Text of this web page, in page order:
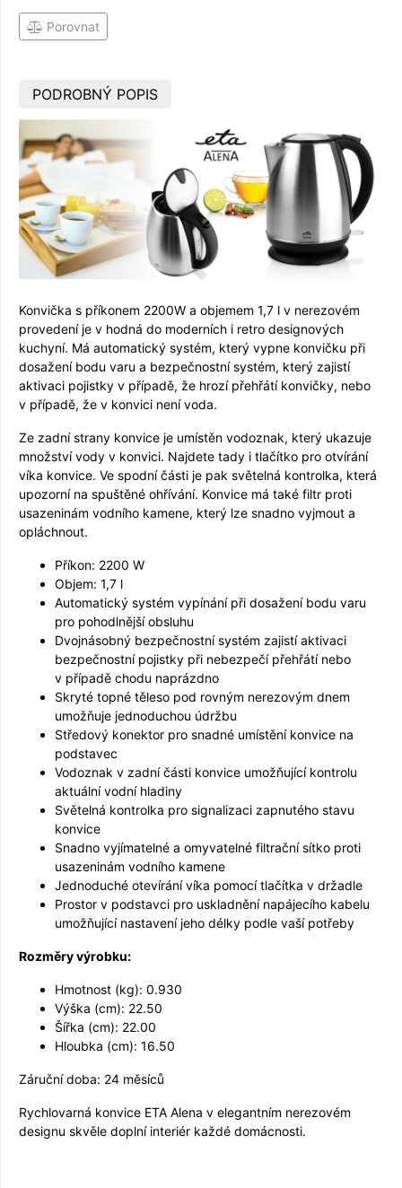
Porovnat
PODROBNÝ POPIS
Konvička s příkonem 2200W a objemem 1,7 l v nerezovém
provedení je v hodná do moderních i retro designových
kuchyní. Má automatický systém, který vypne konvičku při
dosažení bodu varu a bezpečnostní systém, který zajistí
aktivaci pojistky v případě, že hrozí přehřátí konvičky, nebo
v případě, že v konvici není voda.
Ze zadní strany konvice je umístěn vodoznak, který ukazuje
množství vody v konvici. Najdete tady i tlačítko pro otvírání
víka konvice. Ve spodní části je pak světelná kontrolka, která
upozorní na spuštěné ohřívání. Konvice má také filtr proti
usazeninám vodního kamene, který lze snadno vyjmout a
opláchnout.
Příkon: 2200 W
Objem: 1,7 l
Automatický systém vypínání při dosažení bodu varu
pro pohodlnější obsluhu
Dvojnásobný bezpečnostní systém zajistí aktivaci
bezpečnostní pojistky při nebezpečí přehřátí nebo
v případě chodu naprázdno
Skryté topné těleso pod rovným nerezovým dnem
umožňuje jednoduchou údržbu
Středový konektor pro snadné umístění konvice na
podstavec
Vodoznak v zadní části konvice umožňující kontrolu
aktuální vodní hladiny
Světelná kontrolka pro signalizaci zapnutého stavu
konvice
Snadno vyjímatelné a omyvatelné filtrační sítko proti
usazeninám vodního kamene
Jednoduché otevírání víka pomocí tlačítka v držadle
Prostor v podstavci pro uskladnění napájecího kabelu
umožňující nastavení jeho délky podle vaší potřeby
Rozměry výrobku:
Hmotnost (kg): 0.930
Výška (cm): 22.50
Šířka (cm): 22.00
Hloubka (cm): 16.50
Záruční doba: 24 měsíců
Rychlovarná konvice ETA Alena v elegantním nerezovém
designu skvěle doplní interiér každé domácnosti.